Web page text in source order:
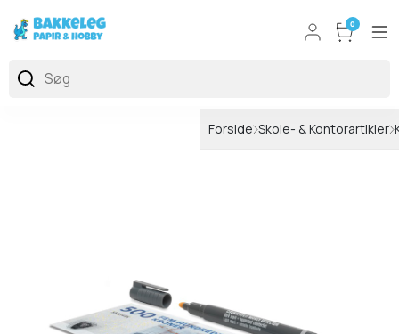
0
Forside Skole- & Kontorartikler